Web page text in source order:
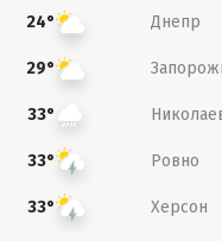
24° Днепр
29°
33°
33° Ровно
33° Херсон